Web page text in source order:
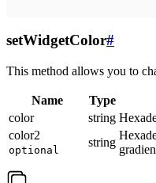
setWidgetColor#
This method allows you to
Name Type
color
string
color2
optional
string